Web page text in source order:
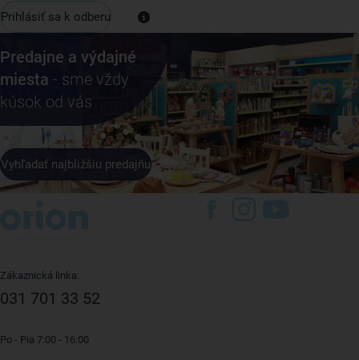
Prihlásiť sa k odberu
Predajne a výdajné
miesta - sme vždy
kúsok od vás
Vyhľadať najbližšiu predajňu
Zákaznická linka:
031 701 33 52
Po - Pia 7:00 - 16:00